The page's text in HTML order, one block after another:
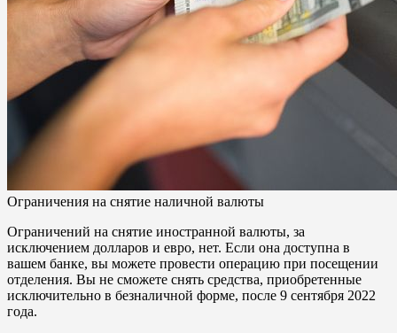
Ограничения на снятие наличной валюты
Ограничений на снятие иностранной валюты, за
исключением долларов и евро, нет. Если она доступна в
вашем банке, вы можете провести операцию при посещении
отделения. Вы не сможете снять средства, приобретенные
исключительно в безналичной форме, после 9 сентября 2022
года.